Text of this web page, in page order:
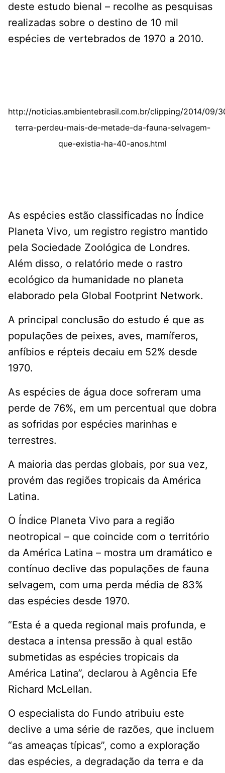
deste estudo bienal – recolhe as pesquisas
realizadas sobre o destino de 10 mil
espécies de vertebrados de 1970 a 2010.
http://noticias.ambientebrasil.com.br/clipping/2014/09/
terra-perdeu-mais-de-metade-da-fauna-selvagem-
que-existia-ha-40-anos.html
As espécies estão classificadas no Índice
Planeta Vivo, um registro registro mantido
pela Sociedade Zoológica de Londres.
Além disso, o relatório mede o rastro
ecológico da humanidade no planeta
elaborado pela Global Footprint Network.
A principal conclusão do estudo é que as
populações de peixes, aves, mamíferos,
anfíbios e répteis decaiu em 52% desde
1970.
As espécies de água doce sofreram uma
perde de 76%, em um percentual que dobra
as sofridas por espécies marinhas e
terrestres.
A maioria das perdas globais, por sua vez,
provém das regiões tropicais da América
Latina.
O Índice Planeta Vivo para a região
neotropical – que coincide com o território
da América Latina – mostra um dramático e
contínuo declive das populações de fauna
selvagem, com uma perda média de 83%
das espécies desde 1970.
“Esta é a queda regional mais profunda, e
destaca a intensa pressão à qual estão
submetidas as espécies tropicais da
América Latina”, declarou à Agência Efe
Richard McLellan.
O especialista do Fundo atribuiu este
declive a uma série de razões, que incluem
“as ameaças típicas”, como a exploração
das espécies, a degradação da terra e da